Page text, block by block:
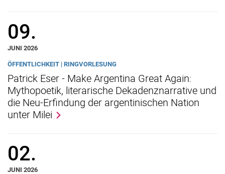
09.
JUNI 2026
ÖFFENTLICHKEIT | RINGVORLESUNG
Patrick Eser - Make Argentina Great Again:
Mythopoetik, literarische Dekadenznarrative und
die Neu-Erfindung der argentinischen Nation
unter Milei
02.
JUNI 2026